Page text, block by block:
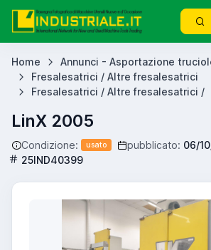
Home Annunci - Asportazione
Fresalesatrici / Altre fresalesatrici
Fresalesatrici / Altre fresalesatrici /
LinX 2005
Condizione: usato pubblicato: 06/
25IND40399